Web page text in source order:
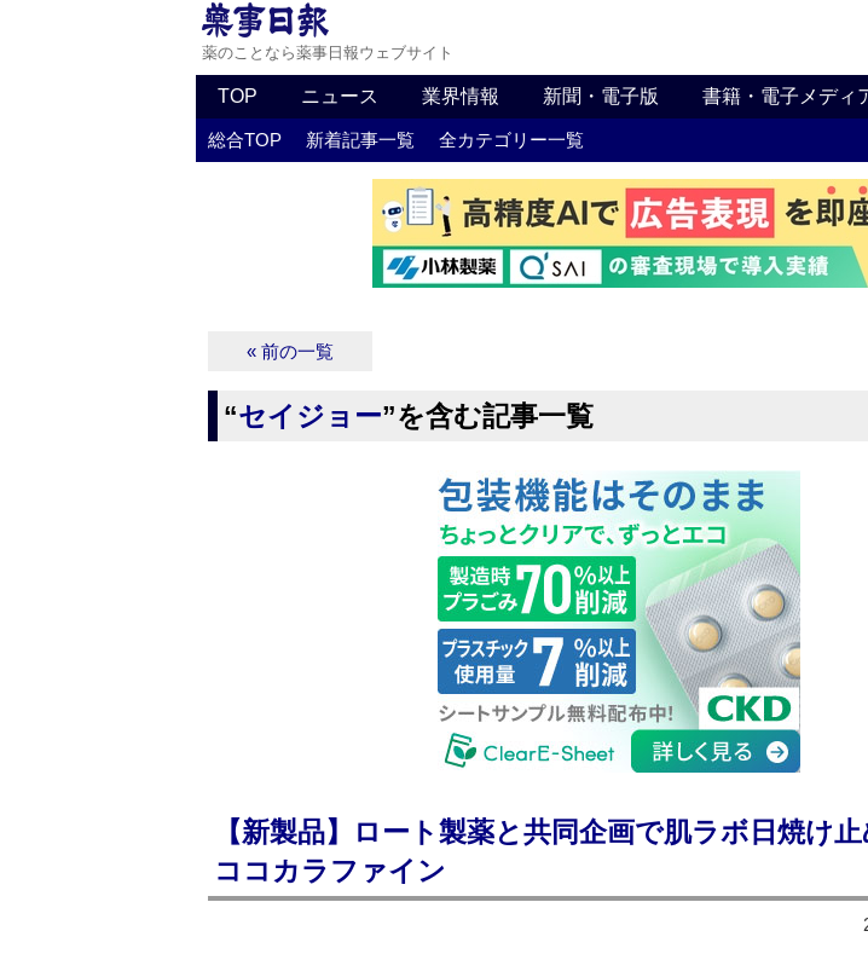
薬のことなら薬事日報ウェブサイト
TOP ニュース 業界情報 新聞・電子版 書籍・電子メディ
総合TOP 新着記事一覧 全カテゴリー一覧
« 前の一覧
“セイジョー”を含む記事一覧
【新製品】ロート製薬と共同企画で肌ラボ日焼け
ココカラファイン